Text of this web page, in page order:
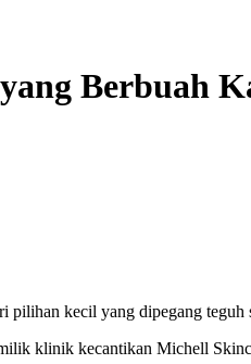
Berbuah
pilihan kecil yang dipegang teguh
klinik kecantikan Michell